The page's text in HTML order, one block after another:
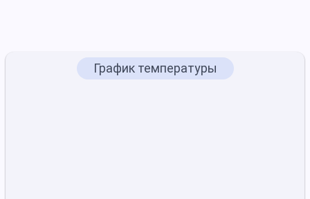
График температуры